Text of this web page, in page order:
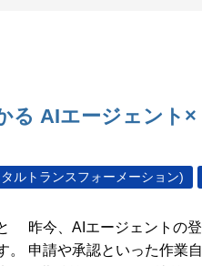
る AIエージェント
ルトランスフォーメーション)
昨今、AIエージェントの
。 申請や承認といった作業